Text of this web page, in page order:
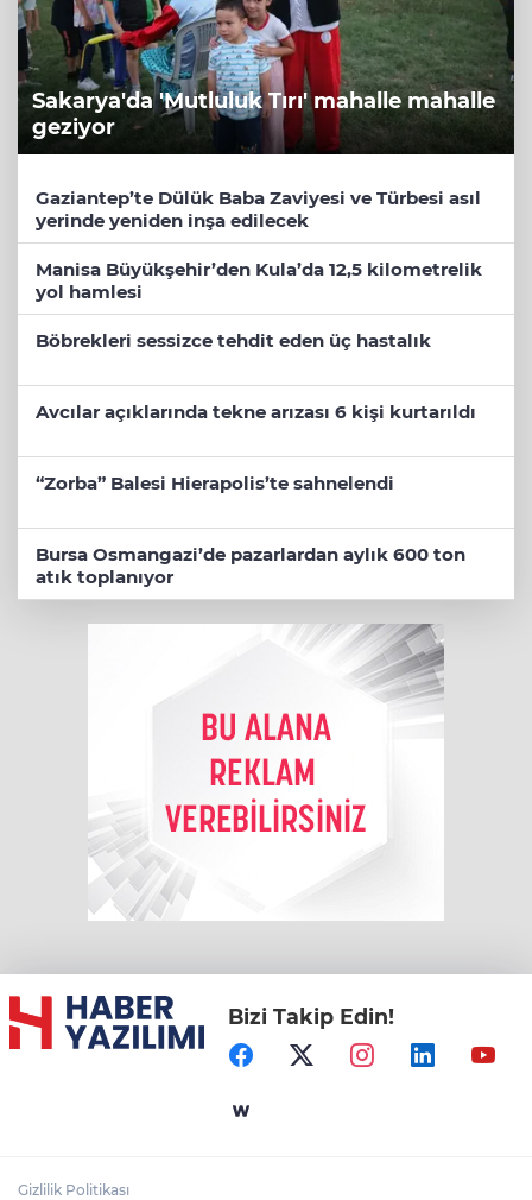
Sakarya'da 'Mutluluk Tırı' mahalle mahalle
geziyor
Gaziantep’te Dülük Baba Zaviyesi ve Türbesi asıl
yerinde yeniden inşa edilecek
Manisa Büyükşehir’den Kula’da 12,5 kilometrelik
yol hamlesi
Böbrekleri sessizce tehdit eden üç hastalık
Avcılar açıklarında tekne arızası 6 kişi kurtarıldı
“Zorba” Balesi Hierapolis’te sahnelendi
Bursa Osmangazi’de pazarlardan aylık 600 ton
atık toplanıyor
Bizi Takip Edin!
Gizlilik Politikası